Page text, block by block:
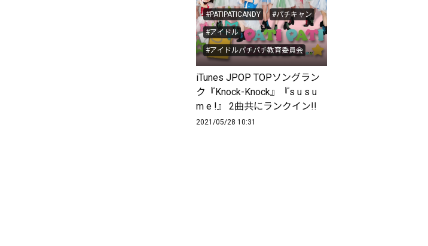
#PATIPATICANDY #パチキャン
#アイドル
#アイドルパチパチ教育委員会
#市井紗耶香タレントアイ...
# IDOLCIRCUS... #KnockKnock
#susume! iTunes JPOP
iTunes JPOP TOPソングラン
ク『Knock-Knock』『s u s u
m e !』 2曲共にランクイン!!
2021/05/28 10:31